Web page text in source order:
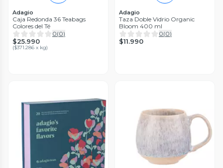
Adagio
Caja Redonda 36 Teabags
Colores del Té
0(0)
$25.990
($371.286 x kg)
Adagio
Taza Doble Vidrio Organic
Bloom 400 ml
0(0)
$11.990